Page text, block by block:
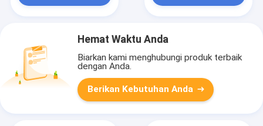
Hemat Waktu Anda
Biarkan kami menghubungi produk terbaik
dengan Anda.
Berikan Kebutuhan Anda